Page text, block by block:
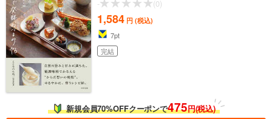
-
(0)
1,584 円 (税込)
7pt
完結
新規会員70%OFFクーポンで475円(税込)